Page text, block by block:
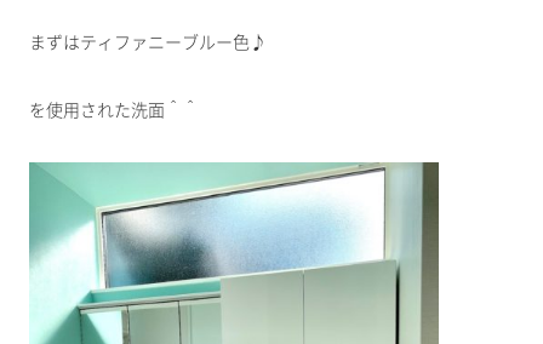
まずはティファニーブルー色♪
を使用された洗面＾＾